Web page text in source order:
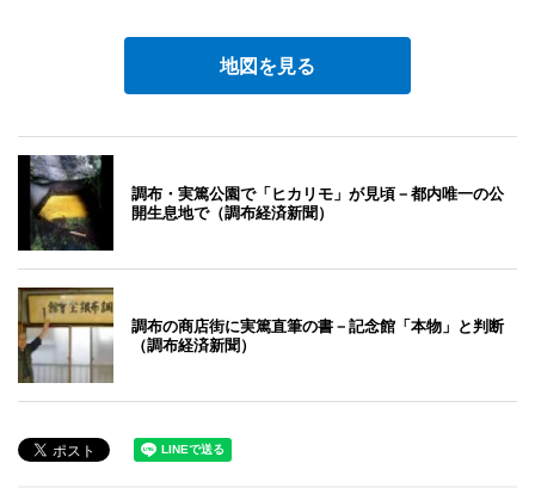
地図を見る
調布・実篤公園で「ヒカリモ」が見頃－都内唯一の公
開生息地で（調布経済新聞）
調布の商店街に実篤直筆の書－記念館「本物」と判断
（調布経済新聞）